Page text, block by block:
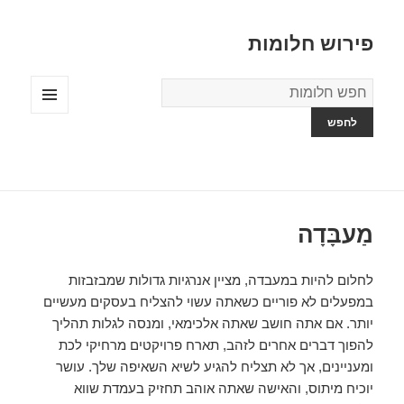
פירוש חלומות
מילון
החלומות
מַעבָּדָה
לחלום להיות במעבדה, מציין אנרגיות גדולות שמבזבזות
במפעלים לא פוריים כשאתה עשוי להצליח בעסקים מעשיים
יותר. אם אתה חושב שאתה אלכימאי, ומנסה לגלות תהליך
להפוך דברים אחרים לזהב, תארח פרויקטים מרחיקי לכת
ומעניינים, אך לא תצליח להגיע לשיא השאיפה שלך. עושר
יוכיח מיתוס, והאישה שאתה אוהב תחזיק בעמדת שווא